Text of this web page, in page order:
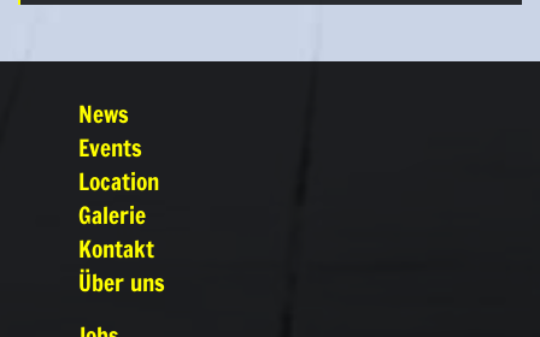
News
Events
Location
Galerie
Kontakt
Über uns